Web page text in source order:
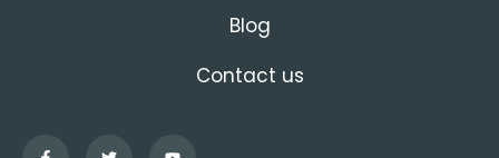
Blog
Contact us